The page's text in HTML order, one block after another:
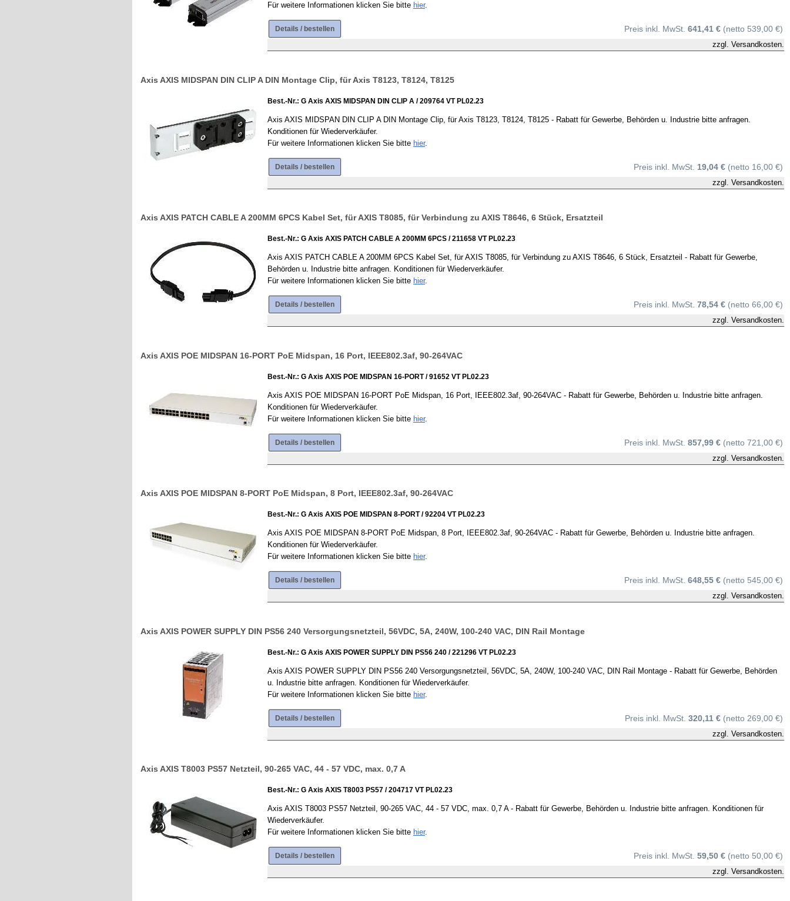
Für weitere Informationen klicken Sie bitte hier.
Details / bestellen Preis inkl. MwSt. 641,41 € (netto 539,00 €)
zzgl. Versandkosten.
Axis AXIS MIDSPAN DIN CLIP A DIN Montage Clip, für Axis T8123, T8124, T8125
Best.-Nr.: G Axis AXIS MIDSPAN DIN CLIP A / 209764 VT PL02.23
Axis AXIS MIDSPAN DIN CLIP A DIN Montage Clip, für Axis T8123, T8124, T8125 - Rabatt für Gewerbe, Behörden u. Industrie bitte anfragen.
Konditionen für Wiederverkäufer.
Für weitere Informationen klicken Sie bitte hier.
Details / bestellen Preis inkl. MwSt. 19,04 € (netto 16,00 €)
zzgl. Versandkosten.
Axis AXIS PATCH CABLE A 200MM 6PCS Kabel Set, für AXIS T8085, für Verbindung zu AXIS T8646, 6 Stück, Ersatzteil
Best.-Nr.: G Axis AXIS PATCH CABLE A 200MM 6PCS / 211658 VT PL02.23
Axis AXIS PATCH CABLE A 200MM 6PCS Kabel Set, für AXIS T8085, für Verbindung zu AXIS T8646, 6 Stück, Ersatzteil - Rabatt für Gewerbe,
Behörden u. Industrie bitte anfragen. Konditionen für Wiederverkäufer.
Für weitere Informationen klicken Sie bitte hier.
Details / bestellen Preis inkl. MwSt. 78,54 € (netto 66,00 €)
zzgl. Versandkosten.
Axis AXIS POE MIDSPAN 16-PORT PoE Midspan, 16 Port, IEEE802.3af, 90-264VAC
Best.-Nr.: G Axis AXIS POE MIDSPAN 16-PORT / 91652 VT PL02.23
Axis AXIS POE MIDSPAN 16-PORT PoE Midspan, 16 Port, IEEE802.3af, 90-264VAC - Rabatt für Gewerbe, Behörden u. Industrie bitte anfragen.
Konditionen für Wiederverkäufer.
Für weitere Informationen klicken Sie bitte hier.
Details / bestellen Preis inkl. MwSt. 857,99 € (netto 721,00 €)
zzgl. Versandkosten.
Axis AXIS POE MIDSPAN 8-PORT PoE Midspan, 8 Port, IEEE802.3af, 90-264VAC
Best.-Nr.: G Axis AXIS POE MIDSPAN 8-PORT / 92204 VT PL02.23
Axis AXIS POE MIDSPAN 8-PORT PoE Midspan, 8 Port, IEEE802.3af, 90-264VAC - Rabatt für Gewerbe, Behörden u. Industrie bitte anfragen.
Konditionen für Wiederverkäufer.
Für weitere Informationen klicken Sie bitte hier.
Details / bestellen Preis inkl. MwSt. 648,55 € (netto 545,00 €)
zzgl. Versandkosten.
Axis AXIS POWER SUPPLY DIN PS56 240 Versorgungsnetzteil, 56VDC, 5A, 240W, 100-240 VAC, DIN Rail Montage
Best.-Nr.: G Axis AXIS POWER SUPPLY DIN PS56 240 / 221296 VT PL02.23
Axis AXIS POWER SUPPLY DIN PS56 240 Versorgungsnetzteil, 56VDC, 5A, 240W, 100-240 VAC, DIN Rail Montage - Rabatt für Gewerbe, Behörden
u. Industrie bitte anfragen. Konditionen für Wiederverkäufer.
Für weitere Informationen klicken Sie bitte hier.
Details / bestellen Preis inkl. MwSt. 320,11 € (netto 269,00 €)
zzgl. Versandkosten.
Axis AXIS T8003 PS57 Netzteil, 90-265 VAC, 44 - 57 VDC, max. 0,7 A
Best.-Nr.: G Axis AXIS T8003 PS57 / 204717 VT PL02.23
Axis AXIS T8003 PS57 Netzteil, 90-265 VAC, 44 - 57 VDC, max. 0,7 A - Rabatt für Gewerbe, Behörden u. Industrie bitte anfragen. Konditionen für
Wiederverkäufer.
Für weitere Informationen klicken Sie bitte hier.
Details / bestellen Preis inkl. MwSt. 59,50 € (netto 50,00 €)
zzgl. Versandkosten.